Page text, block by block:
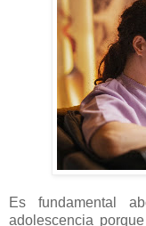
Es fundamental
adolescencia